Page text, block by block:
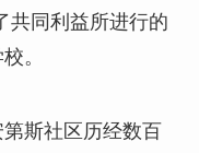
共同利益所进行的
。
斯社区历经数百